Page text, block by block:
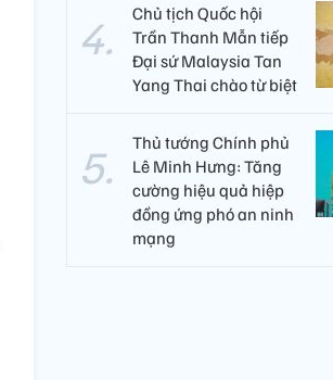
Chủ tịch Quốc hội
Trần Thanh Mẫn tiếp
Đại sứ Malaysia Tan
Yang Thai chào từ biệt
Thủ tướng Chính phủ
Lê Minh Hưng: Tăng
cường hiệu quả hiệp
đồng ứng phó an ninh
mạng